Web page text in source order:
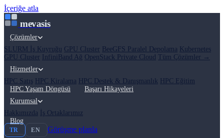
İçeriğe atla
mevasis
Çözümler
SLURM İş Kuyruğu GPU Cluster BeeGFS Paralel Depolama Kubernetes
GPU Cluster
InfiniBand Ağ OpenStack Private Cloud Tüm Çözümler →
Hizmetler
HPC Satış
HPC Kiralama HPC Destek & Danışmanlık
HPC Eğitim
HPC Yaşam Döngüsü
Başarı Hikayeleri
Kurumsal
Hakkımızda
İş Ortaklarımız
Blog
TR EN Görüşme planla